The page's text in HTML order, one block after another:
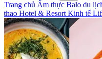
Trang chủ Ẩm thực Balo du
thao Hotel & Resort Kinh tế